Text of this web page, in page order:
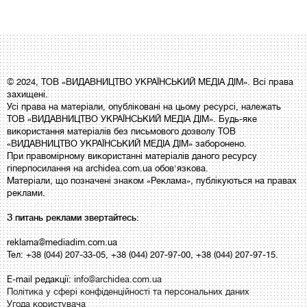
© 2024, ТОВ «ВИДАВНИЦТВО УКРАЇНСЬКИЙ МЕДІА ДІМ». Всі права
захищені.
Усі права на матеріали, опубліковані на цьому ресурсі, належать
ТОВ «ВИДАВНИЦТВО УКРАЇНСЬКИЙ МЕДІА ДІМ». Будь-яке
використання матеріалів без письмового дозволу ТОВ
«ВИДАВНИЦТВО УКРАЇНСЬКИЙ МЕДІА ДІМ» заборонено.
При правомірному використанні матеріалів даного ресурсу
гіперпосилання на archidea.com.ua обов'язкова.
Матеріали, що позначені знаком «Реклама», публікуються на правах
реклами.
З питань реклами звертайтесь:
reklama@mediadim.com.ua
Тел: +38 (044) 207-33-05, +38 (044) 207-97-00, +38 (044) 207-97-15.
E-mail редакції:info@archidea.com.ua
Політика у сфері конфіденційності та персональних даних
Угода користувача